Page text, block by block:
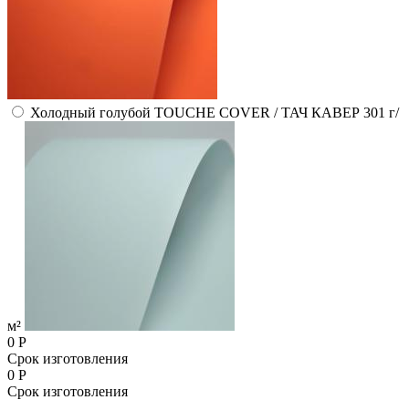
Холодный голубой TOUCHE COVER / ТАЧ КАВЕР 301 г/
м²
0 Р
Срок изготовления
0 Р
Срок изготовления